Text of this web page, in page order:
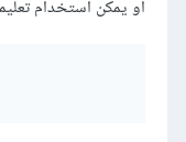
أو يمكن استخدام